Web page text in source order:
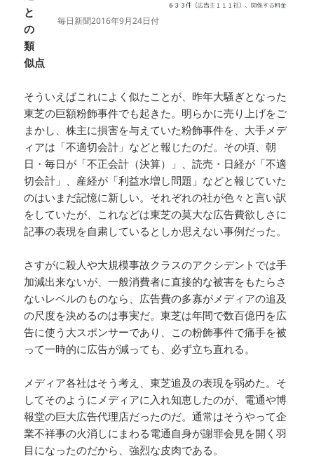
毎日新聞2016年9月24日付
と
の
類
似点
そういえばこれによく似たことが、昨年大騒ぎとなった
東芝の巨額粉飾事件でも起きた。明らかに売り上げをご
まかし、株主に損害を与えていた粉飾事件を、大手メデ
ィアは「不適切会計」などと報じたのだ。その頃、朝
日・毎日が「不正会計（決算）」、読売・日経が「不適
切会計」、産経が「利益水増し問題」などと報じていた
のはいまだ記憶に新しい。それぞれの社が色々と言い訳
をしていたが、これなどは東芝の莫大な広告費欲しさに
記事の表現を自粛しているとしか思えない事例だった。
さすがに殺人や大規模事故クラスのアクシデントでは手
加減出来ないが、一般消費者に直接的な被害をもたらさ
ないレベルのものなら、広告費の多寡がメディアの追及
の尺度を決めるのは事実だ。東芝は年間で数百億円を広
告に使う大スポンサーであり、この粉飾事件で痛手を被
って一時的に広告が減っても、必ず立ち直れる。
メディア各社はそう考え、東芝追及の表現を弱めた。そ
してそのようにメディアに入れ知恵したのが、電通や博
報堂の巨大広告代理店だったのだ。通常はそうやって企
業不祥事の火消しにまわる電通自身が謝罪会見を開く羽
目になったのだから、強烈な皮肉である。